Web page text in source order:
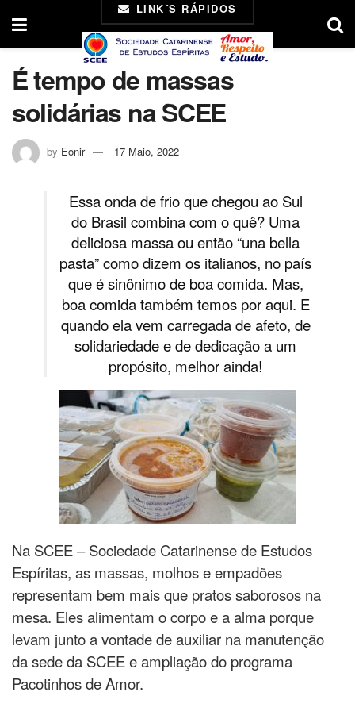
LINK´S RÁPIDOS
É tempo de massas
solidárias na SCEE
by Eonir 17 Maio, 2022
Essa onda de frio que chegou ao Sul
do Brasil combina com o quê? Uma
deliciosa massa ou então “una bella
pasta” como dizem os italianos, no país
que é sinônimo de boa comida. Mas,
boa comida também temos por aqui. E
quando ela vem carregada de afeto, de
solidariedade e de dedicação a um
propósito, melhor ainda!
Na SCEE – Sociedade Catarinense de Estudos
Espíritas, as massas, molhos e empadões
representam bem mais que pratos saborosos na
mesa. Eles alimentam o corpo e a alma porque
levam junto a vontade de auxiliar na manutenção
da sede da SCEE e ampliação do programa
Pacotinhos de Amor.